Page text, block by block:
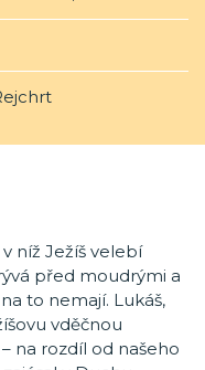
níž Ježíš velebí
před moudrými a
to nemají. Lukáš,
vděčnou
na rozdíl od našeho